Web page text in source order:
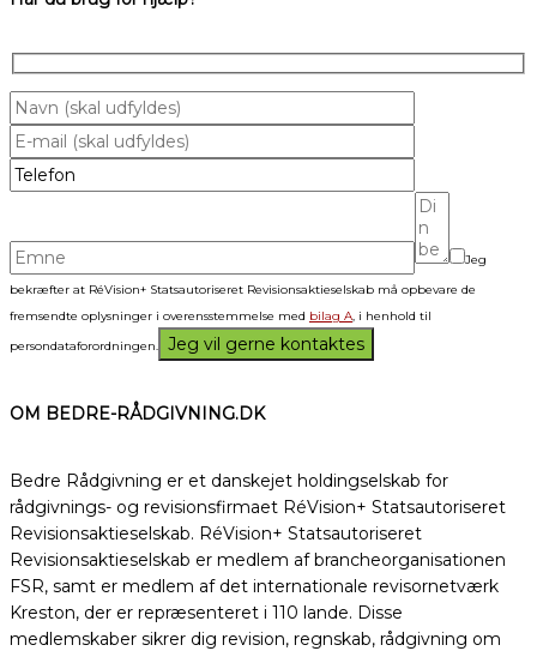
Jeg
bekræfter at RéVision+ Statsautoriseret Revisionsaktieselskab må opbevare de
fremsendte oplysninger i overensstemmelse med bilag A, i henhold til
persondataforordningen.
OM BEDRE-RÅDGIVNING.DK
Bedre Rådgivning er et danskejet holdingselskab for
rådgivnings- og revisionsfirmaet RéVision+ Statsautoriseret
Revisionsaktieselskab. RéVision+ Statsautoriseret
Revisionsaktieselskab er medlem af brancheorganisationen
FSR, samt er medlem af det internationale revisornetværk
Kreston, der er repræsenteret i 110 lande. Disse
medlemskaber sikrer dig revision, regnskab, rådgivning om